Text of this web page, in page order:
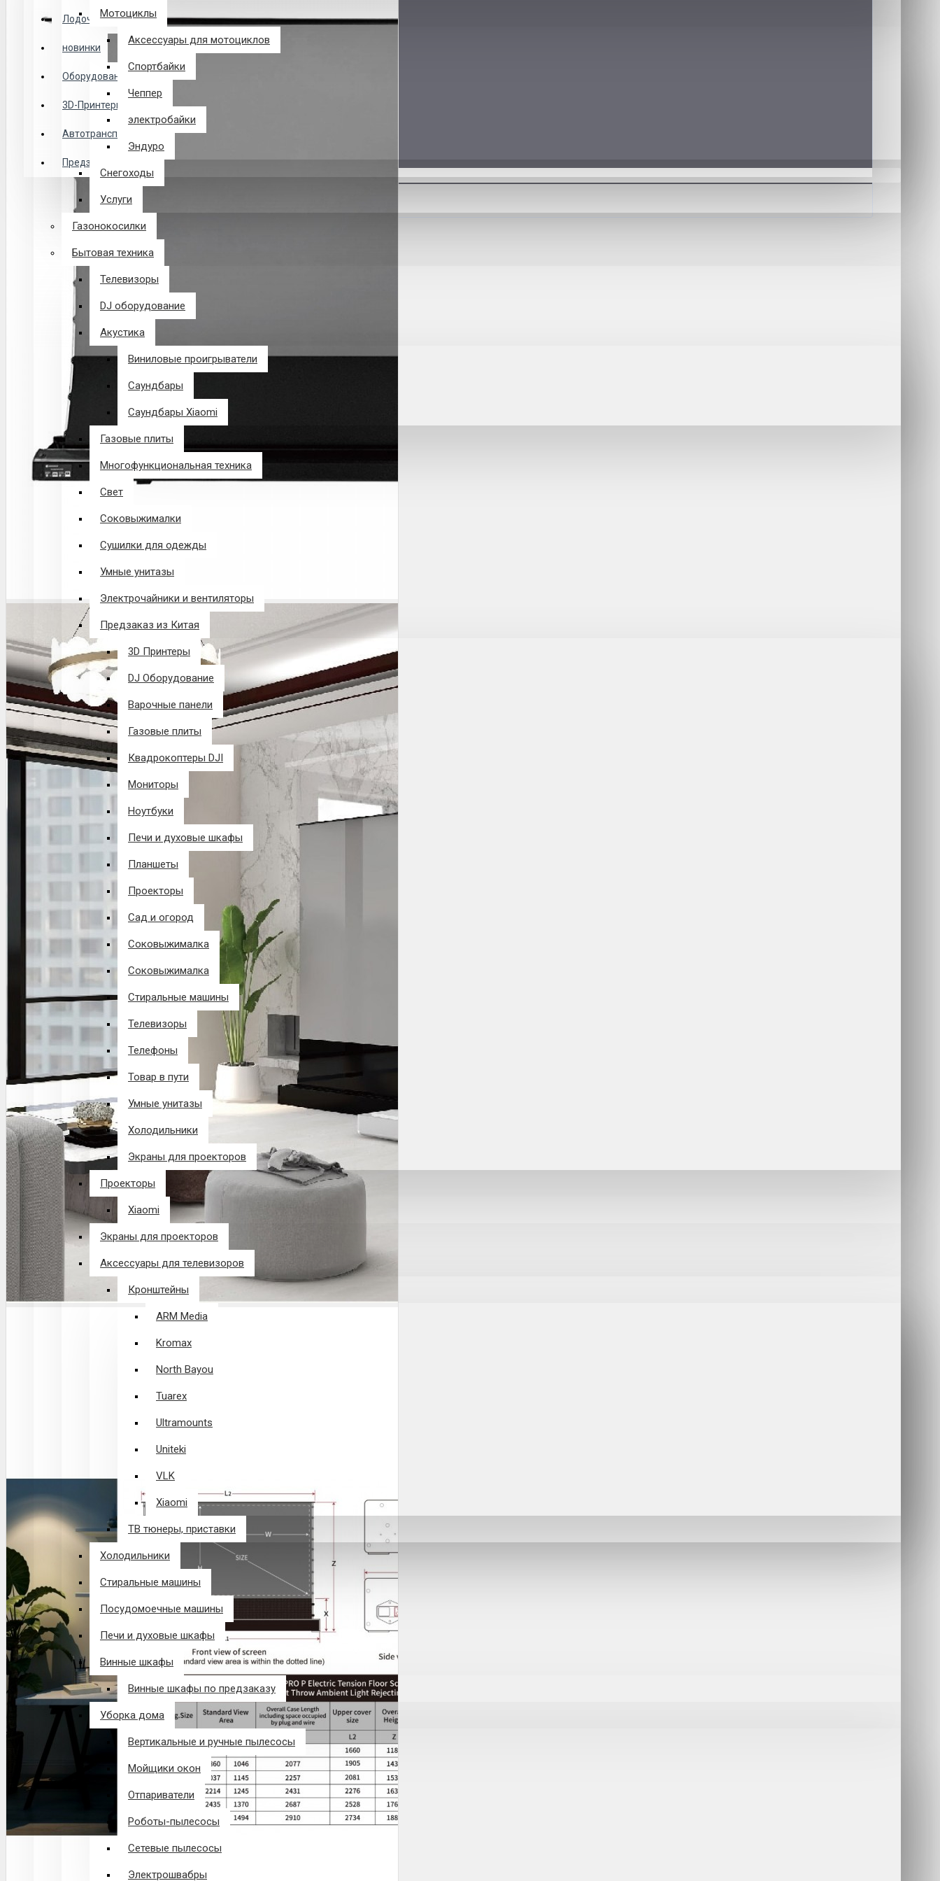
Лодочные Моторы
новинки
Оборудование
3D-Принтеры
Автотранспорт
Предзаказ из Китая
Закладки
0 товар(ов) - 0 р.
В корзине пусто!
Мотоциклы
Аксессуары для мотоциклов
Спортбайки
Чеппер
электробайки
Эндуро
Снегоходы
Услуги
Газонокосилки
Бытовая техника
Телевизоры
DJ оборудование
Акустика
Виниловые проигрыватели
Саундбары
Саундбары Xiaomi
Газовые плиты
Многофункциональная техника
Свет
Соковыжималки
Сушилки для одежды
Умные унитазы
Электрочайники и вентиляторы
Предзаказ из Китая
3D Принтеры
DJ Оборудование
Варочные панели
Газовые плиты
Квадрокоптеры DJI
Мониторы
Ноутбуки
Печи и духовые шкафы
Планшеты
Проекторы
Сад и огород
Соковыжималка
Соковыжималка
Стиральные машины
Телевизоры
Телефоны
Товар в пути
Умные унитазы
Холодильники
Экраны для проекторов
Проекторы
Xiaomi
Экраны для проекторов
Аксессуары для телевизоров
Кронштейны
ARM Media
Kromax
North Bayou
Tuarex
Ultramounts
Uniteki
VLK
Xiaomi
ТВ тюнеры, приставки
Холодильники
Стиральные машины
Посудомоечные машины
Печи и духовые шкафы
Винные шкафы
Винные шкафы по предзаказу
Уборка дома
Вертикальные и ручные пылесосы
Мойщики окон
Отпариватели
Роботы-пылесосы
Сетевые пылесосы
Электрошвабры